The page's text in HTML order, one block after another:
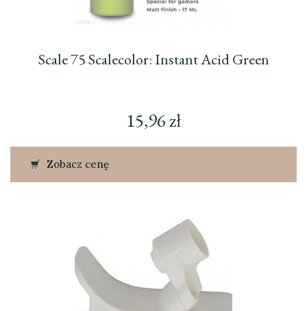
Scale 75 Scalecolor: Instant Acid Green
15,96zł
Zobacz cenę